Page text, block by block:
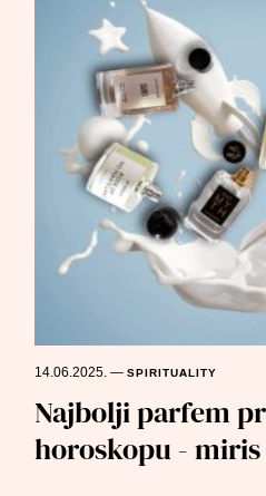
14.06.2025.—SPIRITUALITY
Najbolji parfem
horoskopu -